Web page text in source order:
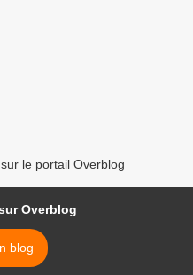
le portail Overblog
Overblog
blog